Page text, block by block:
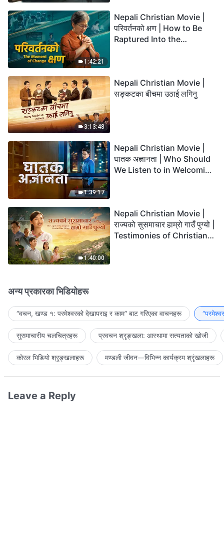
1:42:21
Nepali Christian Movie |
परिवर्तनको क्षण | How to Be
Raptured Into the
3:13:48
Nepali Christian Movie |
सङ्कटका बीचमा उठाई लगिनु
1:39:17
Nepali Christian Movie |
घातक अज्ञानता | Who Should
We Listen to in Welcoming
1:40:00
Nepali Christian Movie |
राज्यको सुसमाचार हाम्रो गाउँ पुग्यो |
Testimonies of Christians
अन्य प्रकारका भिडियोहरू
“वचन, खण्ड १: परमेश्‍वरको देखापराइ र काम” बाट गरिएका वाचनहरू
सुसमाचारीय चलचित्रहरू प्रवचन श्रृङ्खला: आस्थामा सत्यताको खोजी
कोरल भिडियो श्रृङ्खलाहरू मण्डली जीवन—विभिन्‍न कार्यक्रम श्रृंखलाहरू
Leave a Reply